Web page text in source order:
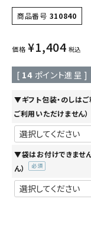
商品番号 310840
価格 ¥1,404 税込
[ 14 ポイント進呈 ]
▼ギフト包装・のしは
ご利用いただけません）
▼袋はお付けできませ
ん）
須)